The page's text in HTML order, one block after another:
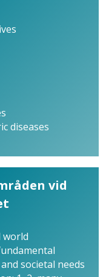
diseases
vid
world
societal needs